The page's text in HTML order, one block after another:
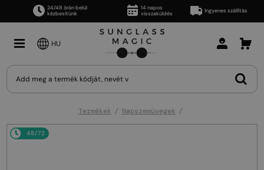
24/48 órán belül
kézbesítünk
14 napos
visszaküldés
Ingyenes szállítás
HU
Termékek Napszemüvegek
48/72